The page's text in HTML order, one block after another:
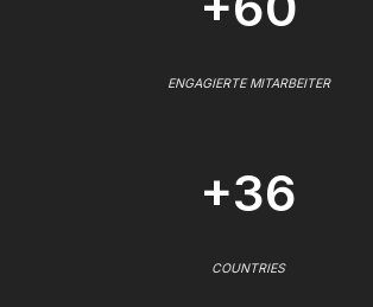
ENGAGIERTE MITARBEITER
+36
COUNTRIES